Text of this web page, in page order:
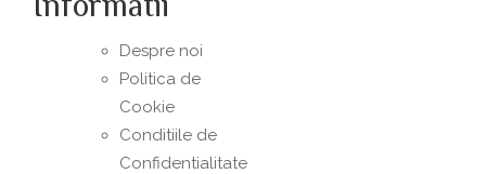
Despre noi
Politica de
Сookie
Conditiile de
Confidentialitate